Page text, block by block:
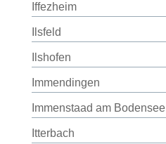
Iffezheim
Ilsfeld
Ilshofen
Immendingen
Immenstaad am Bodensee
Itterbach